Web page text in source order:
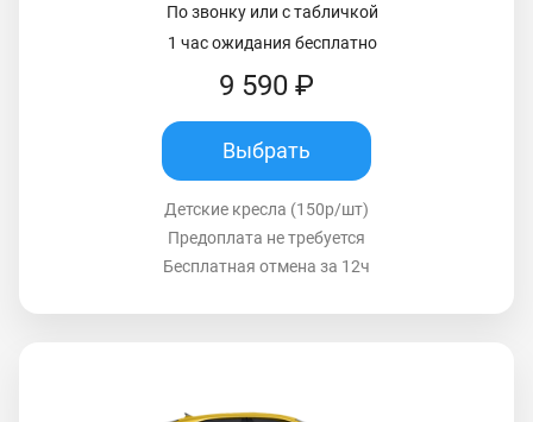
По звонку или с табличкой
1 час ожидания бесплатно
9 590 ₽
Выбрать
Детские кресла (150р/шт)
Предоплата не требуется
Бесплатная отмена за 12ч